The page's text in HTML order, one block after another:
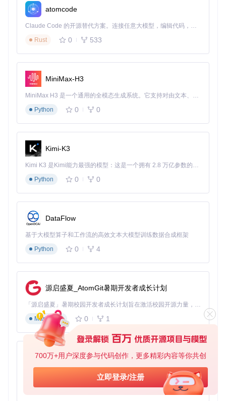
700万+用户深度参与代码创作，更多精彩内容等你共创
立即登录/注册
性能监控分析：
3. 智能调度中心
功能描述 ：实现测试计划的自动执行与定时任务管理，支持复
杂测试场景编排。
技术实现原理：基于Celery Beat的分布式任务调度系统，结合
Django信号机制实现事件驱动执行。
能力指标
：任务调度精度±1秒，支持1000+定时任务并发执
行，任务失败自动重试率100%。
核心模块：
测试计划管理：autotest/views_interfacetestplan.py
4. 质量分析平台
陷趋势分析与风险预警。
技术实现原理
arts实现数据可视化展示。
能力指标：测试数据存储容量>1TB，报告生成速度<5秒，支
持10+维度数据钻取分析。
核心模块：
测试报告管理：
autotest/views_interfacereport.py
数据统计分析：autotest/views_index.py
三、实施路径：三步构建自动化测试体系
1. 环境准备
Python 3.6+：平台运行基础环境
Django 2.1.3：Web应用开发框架
MySQL 5.7+：关系型数据存储
atomcode
Claude Code 的开源替代方案。连接任意大模型，编辑代码，运行命令，自动验证 — 全自动执行。用 Rust 构建，极致性能。 ｜ An open-source alternative to Claude Code. Connect any LLM, edit code, run commands, and verify changes — autonomously. Built in Rust for speed. Get Started
Rust
0 533
MiniMax-H3
MiniMax H3 是一个通用的全模态生成系统。它支持对由文本、图像、视频和音频组成的多模态上下文进行统一理解，并能生成分辨率高达 2K、时长可达 15 秒的带原生立体声音频的视频。得益于面向任务泛化的系统设计，H3 在预训练阶段就已具备广泛的多模态上下文理解与生成能力，能够出色地执行复杂的多模态指令。
Python
0 0
Kimi-K3
Kimi K3 是Kimi能力最强的模型：这是一个拥有 2.8 万亿参数的混合专家（MoE）模型，具备原生视觉理解能力，并支持 100 万 token 的上下文窗口。
Python
0 0
DataFlow
基于大模型算子和工作流的高效文本大模型训练数据合成框架
Python
0 4
源启盛夏_AtomGit暑期开发者成长计划
「源启盛夏」暑期校园开发者成长计划旨在激活校园开源力量，通过积分激励、认证扶持、资源倾斜等形式，引导高校组织和开发者完成「入驻 — 建项目 — 做贡献 — 获认证 — 得资源」的完整闭环。无论你是想带领社团入驻平台的组织者，还是希望用代码贡献证明自己的开发者，都能在这里找到属于你的成长路径。
Markdown
0 1
py-xiaozhi
基于Python的Xiaozhi AI，适用于想要完整Xiaozhi体验而无需拥有专用硬件的用户。
Python
0 1